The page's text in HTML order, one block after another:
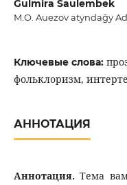
Gulmira Saulembek
M.O. Auezov atyndağy
Ключевые слова:
фольклоризм,
АННОТАЦИЯ
Аннотация. Тема